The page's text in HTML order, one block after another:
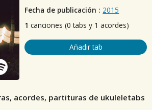
Fecha de publicación : 2015
1 canciones (0 tabs y 1 acordes)
Añadir tab
acordes, partituras de ukuleletabs